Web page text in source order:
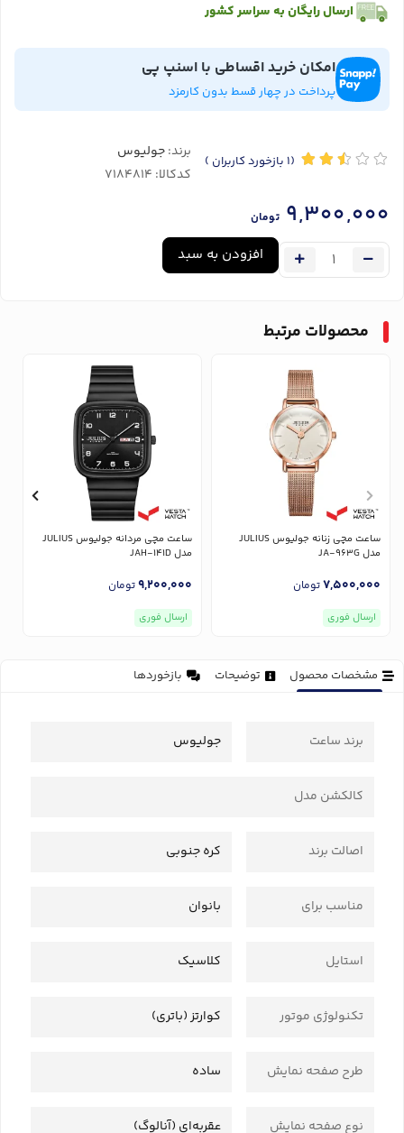
ارسال رایگان به سراسر کشور
امکان خرید اقساطی با اسنپ پی
پرداخت در چهار قسط بدون کارمزد
(1 بازخورد کاربران ) برند:جولیوس
کدکالا:
9,300,000 تومان
افزودن به سبد
محصولات مرتبط
ساعت مچی زنانه جولیوس JULIUS
مدل JA-963G
7,500,000تومان
ارسال فوری
ساعت مچی مردانه جولیوس JULIUS
مدل JAH-141D
9,200,000تومان
ارسال فوری
مشخصات محصول توضیحات بازخوردها
برند ساعت جولیوس
کالکشن مدل
اصالت برند کره جنوبی
مناسب برای بانوان
استایل کلاسیک
تکنولوژی موتور کوارتز (باتری)
طرح صفحه نمایش ساده
نوع صفحه نمایش عقربه‌ای (آنالوگ)